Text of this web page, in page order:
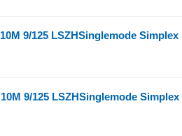
9/125 LSZHSinglemode Simplex
9/125 LSZHSinglemode Simplex